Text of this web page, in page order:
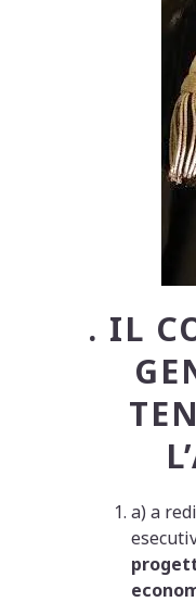
. IL
a) a